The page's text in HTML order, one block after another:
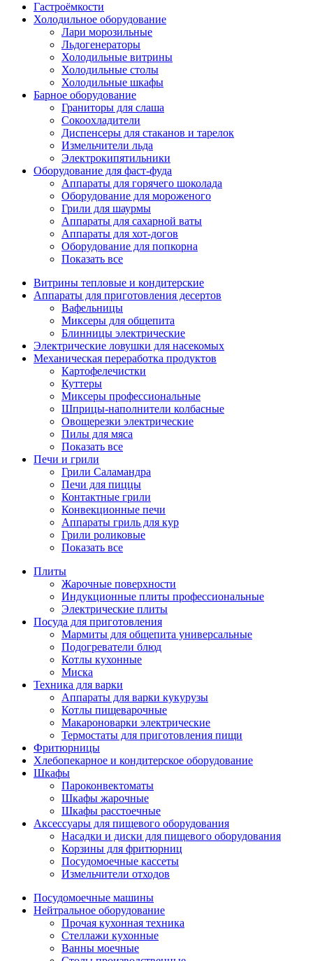
Гастроёмкости
Холодильное оборудование
Лари морозильные
Льдогенераторы
Холодильные витрины
Холодильные столы
Холодильные шкафы
Барное оборудование
Граниторы для слаша
Сокоохладители
Диспенсеры для стаканов и тарелок
Измельчители льда
Электрокипятильники
Оборудование для фаст-фуда
Аппараты для горячего шоколада
Оборудование для мороженого
Грили для шаурмы
Аппараты для сахарной ваты
Аппараты для хот-догов
Оборудование для попкорна
Показать все
Витрины тепловые и кондитерские
Аппараты для приготовления десертов
Вафельницы
Миксеры для общепита
Блинницы электрические
Электрические ловушки для насекомых
Механическая переработка продуктов
Картофелечистки
Куттеры
Миксеры профессиональные
Шприцы-наполнители колбасные
Овощерезки электрические
Пилы для мяса
Показать все
Печи и грили
Грили Саламандра
Печи для пиццы
Контактные грили
Конвекционные печи
Аппараты гриль для кур
Грили роликовые
Показать все
Плиты
Жарочные поверхности
Индукционные плиты профессиональные
Электрические плиты
Посуда для приготовления
Мармиты для общепита универсальные
Подогреватели блюд
Котлы кухонные
Миска
Техника для варки
Аппараты для варки кукурузы
Котлы пищеварочные
Макароноварки электрические
Термостаты для приготовления пищи
Фритюрницы
Хлебопекарное и кондитерское оборудование
Шкафы
Пароконвектоматы
Шкафы жарочные
Шкафы расстоечные
Аксессуары для пищевого оборудования
Насадки и диски для пищевого оборудования
Корзины для фритюрниц
Посудомоечные кассеты
Измельчители отходов
Посудомоечные машины
Нейтральное оборудование
Прочая кухонная техника
Стеллажи кухонные
Ванны моечные